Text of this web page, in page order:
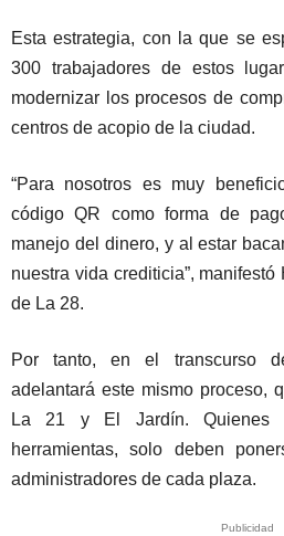
Esta estrategia, con la que se
300 trabajadores de estos
modernizar los procesos de
centros de acopio de la ciudad.
“Para nosotros es muy
código QR como forma de
manejo del dinero, y al estar
nuestra vida crediticia”,
de La 28.
Por tanto, en el transcurso
adelantará este mismo proceso,
La 21 y El Jardín. Quienes
herramientas, solo deben
administradores de cada plaza.
Publicidad